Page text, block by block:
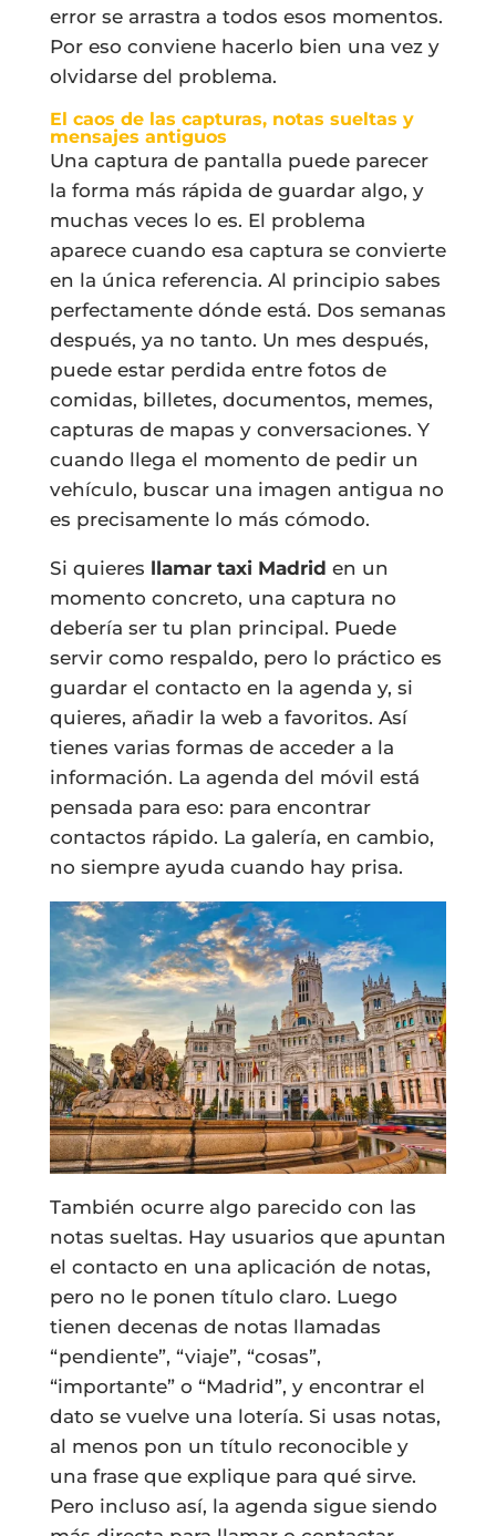
error se arrastra a todos esos momentos.
Por eso conviene hacerlo bien una vez y
olvidarse del problema.
El caos de las capturas, notas sueltas y
mensajes antiguos
Una captura de pantalla puede parecer
la forma más rápida de guardar algo, y
muchas veces lo es. El problema
aparece cuando esa captura se convierte
en la única referencia. Al principio sabes
perfectamente dónde está. Dos semanas
después, ya no tanto. Un mes después,
puede estar perdida entre fotos de
comidas, billetes, documentos, memes,
capturas de mapas y conversaciones. Y
cuando llega el momento de pedir un
vehículo, buscar una imagen antigua no
es precisamente lo más cómodo.
Si quieres llamar taxi Madrid en un
momento concreto, una captura no
debería ser tu plan principal. Puede
servir como respaldo, pero lo práctico es
guardar el contacto en la agenda y, si
quieres, añadir la web a favoritos. Así
tienes varias formas de acceder a la
información. La agenda del móvil está
pensada para eso: para encontrar
contactos rápido. La galería, en cambio,
no siempre ayuda cuando hay prisa.
También ocurre algo parecido con las
notas sueltas. Hay usuarios que apuntan
el contacto en una aplicación de notas,
pero no le ponen título claro. Luego
tienen decenas de notas llamadas
“pendiente”, “viaje”, “cosas”,
“importante” o “Madrid”, y encontrar el
dato se vuelve una lotería. Si usas notas,
al menos pon un título reconocible y
una frase que explique para qué sirve.
Pero incluso así, la agenda sigue siendo